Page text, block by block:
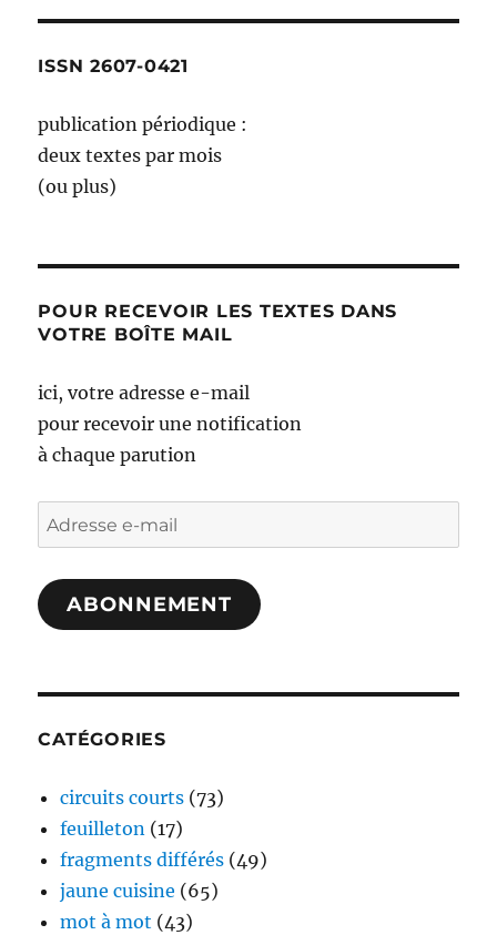
ISSN 2607-0421
publication périodique :
deux textes par mois
(ou plus)
POUR RECEVOIR LES TEXTES DANS
VOTRE BOÎTE MAIL
ici, votre adresse e-mail
pour recevoir une notification
à chaque parution
Adresse
e-
mail
ABONNEMENT
CATÉGORIES
circuits courts (73)
feuilleton (17)
fragments différés (49)
jaune cuisine (65)
mot à mot (43)